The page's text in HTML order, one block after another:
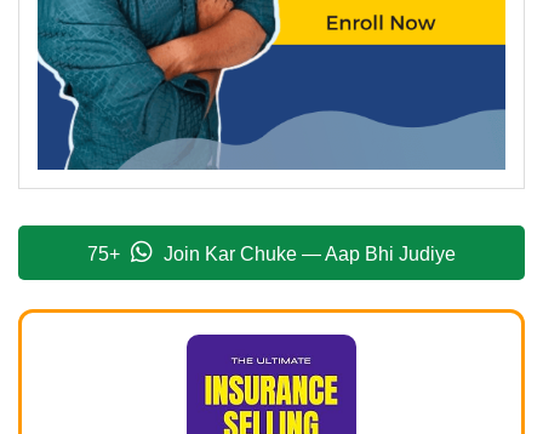
75+ Join Kar Chuke — Aap Bhi Judiye